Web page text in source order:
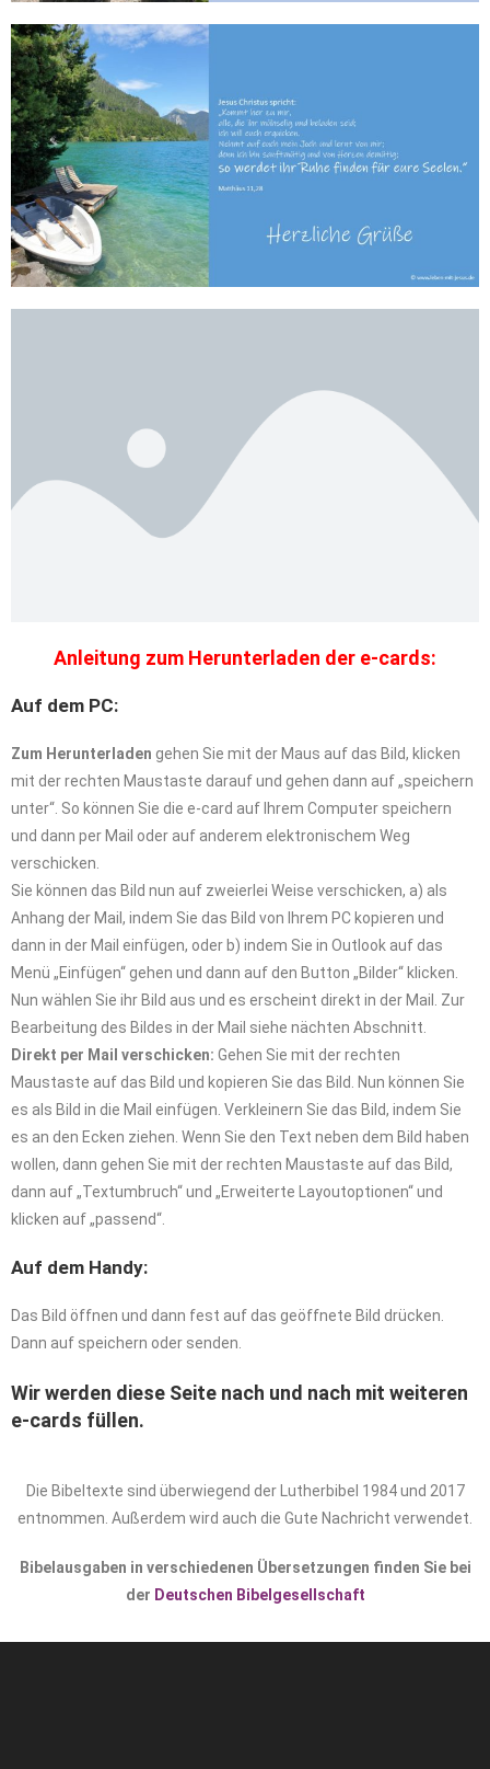
Anleitung zum Herunterladen der e-cards:
Auf dem PC:
Zum Herunterladen gehen Sie mit der Maus auf das Bild, klicken
mit der rechten Maustaste darauf und gehen dann auf „speichern
unter“. So können Sie die e-card auf Ihrem Computer speichern
und dann per Mail oder auf anderem elektronischem Weg
verschicken.
Sie können das Bild nun auf zweierlei Weise verschicken, a) als
Anhang der Mail, indem Sie das Bild von Ihrem PC kopieren und
dann in der Mail einfügen, oder b) indem Sie in Outlook auf das
Menü „Einfügen“ gehen und dann auf den Button „Bilder“ klicken.
Nun wählen Sie ihr Bild aus und es erscheint direkt in der Mail. Zur
Bearbeitung des Bildes in der Mail siehe nächten Abschnitt.
Direkt per Mail verschicken: Gehen Sie mit der rechten
Maustaste auf das Bild und kopieren Sie das Bild. Nun können Sie
es als Bild in die Mail einfügen. Verkleinern Sie das Bild, indem Sie
es an den Ecken ziehen. Wenn Sie den Text neben dem Bild haben
wollen, dann gehen Sie mit der rechten Maustaste auf das Bild,
dann auf „Textumbruch“ und „Erweiterte Layoutoptionen“ und
klicken auf „passend“.
Auf dem Handy:
Das Bild öffnen und dann fest auf das geöffnete Bild drücken.
Dann auf speichern oder senden.
Wir werden diese Seite nach und nach mit weiteren
e-cards füllen.
Die Bibeltexte sind überwiegend der Lutherbibel 1984 und 2017
entnommen. Außerdem wird auch die Gute Nachricht verwendet.
Bibelausgaben in verschiedenen Übersetzungen finden Sie bei
der Deutschen Bibelgesellschaft